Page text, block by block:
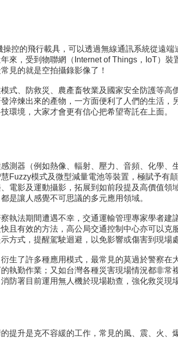
控的飛行載具，可以透過無線通訊系統從遠
來，受到物聯網（Internet of Things，IoT）
見的就是空拍攝錄影像了！
式、防救災、農產畜牧業及國家安全防護等
淬煉出來的產物，一方面便利了人們的生活
環境，大家才會更有信心把希望寄託在上面。
測器（例如熱像、輻射、壓力、音頻、化學、
Fuzzy模式及微型減量電池等裝置，極賦予有
電影及運動攝影，拓展到如前段提及高價值
是讓人感覺不可思議的多元應用領域。
執法期間遭遇不幸，交通運輸管理專家學者
且有效的方法，高公局交通控制中心亦可以
方式，提醒駕駛迴避，以免影響或傷害到現場
生了許多種應用模式，最常見的莫過於警察
執勤作業；又如台灣各種災害現場情況都非
防署目前運用無人機於現場勘查，強化救災現
提升是克不容緩的工作，常見的風、震、火